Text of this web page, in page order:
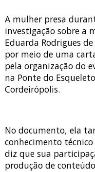
A mulher presa
investigação sobre a
Eduarda Rodrigues
por meio de uma
pela organização do
na Ponte do
Cordeirópolis.
No documento, ela
conhecimento
diz que sua
produção de